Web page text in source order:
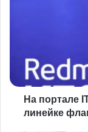
линейке
флагманских
смартфонов
RedmiНа портале
линейке